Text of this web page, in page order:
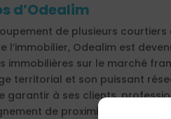
d’Odealim
de plusieurs
l’immobilier, Odealim est
immobilières sur le marché
territorial et son puissant
garantir à ses clients,
de proximité et des